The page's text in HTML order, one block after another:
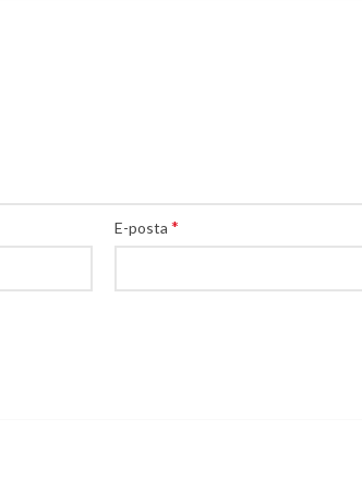
E-posta*